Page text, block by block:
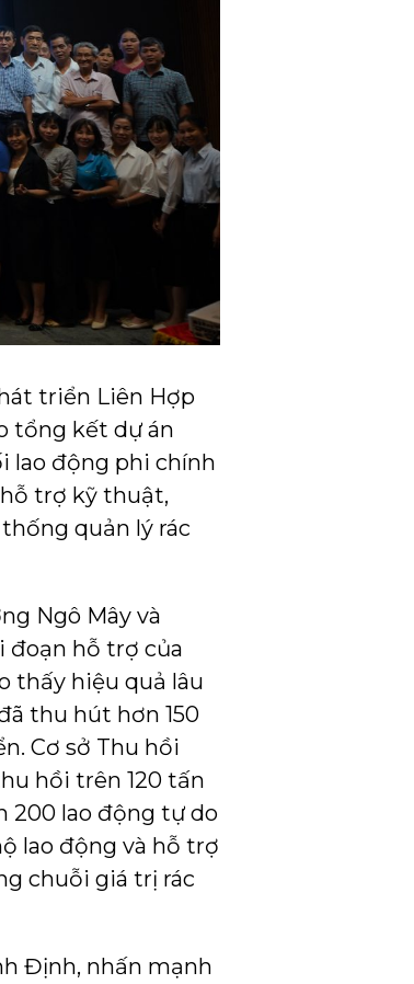
triển Liên Hợp
tổng kết dự án
lao động phi chính
trợ kỹ thuật,
quản lý rác
Ngô Mây và
đoạn hỗ trợ của
thấy hiệu quả lâu
thu hút hơn 150
Cơ sở Thu hồi
hồi trên 120 tấn
200 lao động tự do
lao động và hỗ trợ
chuỗi giá trị rác
Định, nhấn mạnh